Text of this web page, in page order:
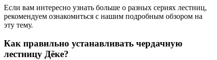
Если вам интересно узнать больше о разных сериях лестниц,
рекомендуем ознакомиться с нашим подробным обзором на
эту тему.
Как правильно устанавливать чердачную
лестницу Дёке?